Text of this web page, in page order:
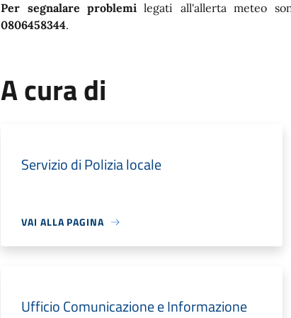
Per segnalare problemi legati all'allerta meteo
0806458344.
A cura di
Servizio di Polizia locale
VAI ALLA PAGINA
Ufficio Comunicazione e Informazione